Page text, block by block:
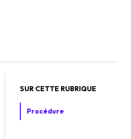
SUR CETTE RUBRIQUE
Procédure